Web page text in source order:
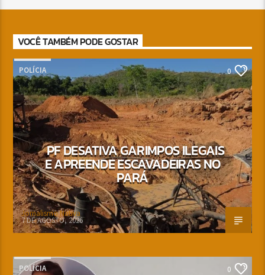
VOCÊ TAMBÉM PODE GOSTAR
POLÍCIA 0
PF DESATIVA GARIMPOS ILEGAIS
E APREENDE ESCAVADEIRAS NO
PARÁ
Jornalismo Nativa
7 DE AGOSTO, 2026
POLÍCIA 0